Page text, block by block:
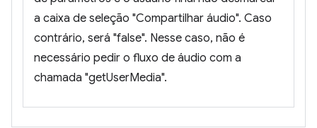
a caixa de seleção "Compartilhar áudio". Caso
contrário, será "false". Nesse caso, não é
necessário pedir o fluxo de áudio com a
chamada "getUserMedia".